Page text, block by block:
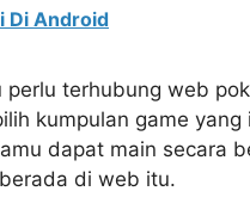
Di Android
perlu terhubung web
kumpulan game yang
dapat main secara
di web itu.